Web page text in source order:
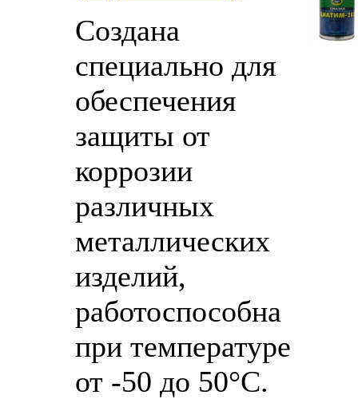
Создана
специально для
обеспечения
защиты от
коррозии
различных
металлических
изделий,
работоспособна
при температуре
от -50 до 50°С.